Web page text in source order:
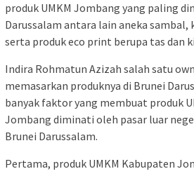
produk UMKM Jombang yang paling
Darussalam antara lain aneka
serta produk eco print berupa tas dan
Indira Rohmatun Azizah salah satu
memasarkan produknya di Brunei
banyak faktor yang membuat produk
Jombang diminati oleh pasar luar
Brunei Darussalam.
Pertama, produk UMKM Kabupaten